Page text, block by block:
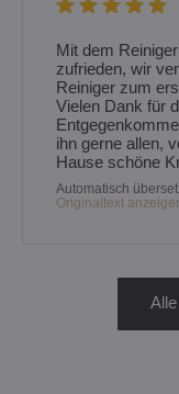
Mit dem
zufrieden, wir
Reiniger zum
Vielen Dank für
ihn gerne allen,
Hause schöne
Automatisch
Originaltext